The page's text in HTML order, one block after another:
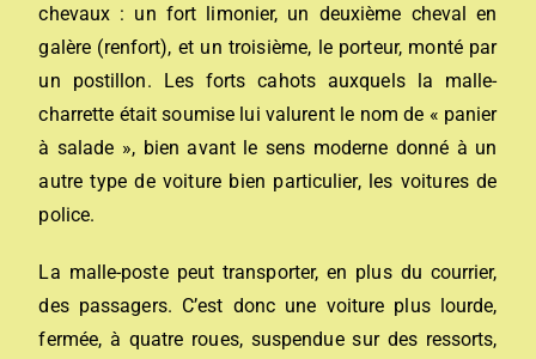
chevaux : un fort limonier, un deuxième cheval en
galère (renfort), et un troisième, le porteur, monté par
un postillon. Les forts cahots auxquels la malle-
charrette était soumise lui valurent le nom de « panier
à salade », bien avant le sens moderne donné à un
autre type de voiture bien particulier, les voitures de
police.
La malle-poste peut transporter, en plus du courrier,
des passagers. C’est donc une voiture plus lourde,
fermée, à quatre roues, suspendue sur des ressorts,